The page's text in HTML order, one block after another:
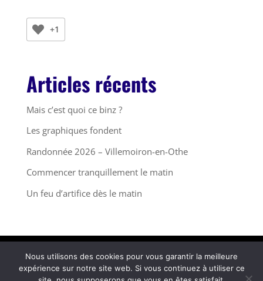
+1
Articles récents
Mais c’est quoi ce binz ?
Les graphiques fondent
Randonnée 2026 – Villemoiron-en-Othe
Commencer tranquillement le matin
Un feu d’artifice dès le matin
© 2025 Fleurs de Neige -Mentions Légales
Nous utilisons des cookies pour vous garantir la meilleure
expérience sur notre site web. Si vous continuez à utiliser ce